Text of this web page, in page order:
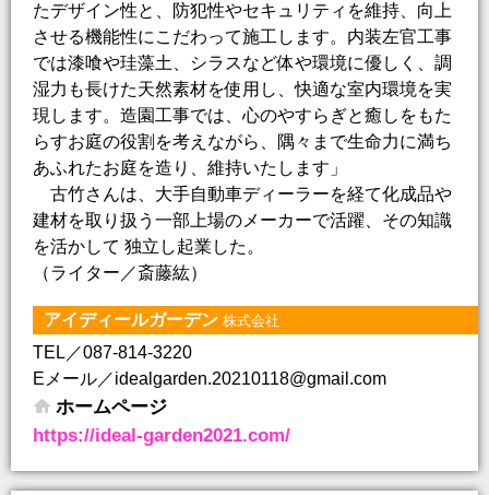
たデザイン性と、防犯性やセキュリティを維持、向上
させる機能性にこだわって施工します。内装左官工事
では漆喰や珪藻土、シラスなど体や環境に優しく、調
湿力も長けた天然素材を使用し、快適な室内環境を実
現します。造園工事では、心のやすらぎと癒しをもた
らすお庭の役割を考えながら、隅々まで生命力に満ち
あふれたお庭を造り、維持いたします」
古竹さんは、大手自動車ディーラーを経て化成品や
建材を取り扱う一部上場のメーカーで活躍、その知識
を活かして 独立し起業した。
（ライター／斎藤紘）
アイディールガーデン 株式会社
TEL／087-814-3220
Eメール／idealgarden.20210118@gmail.com
ホームページ
https://ideal-garden2021.com/